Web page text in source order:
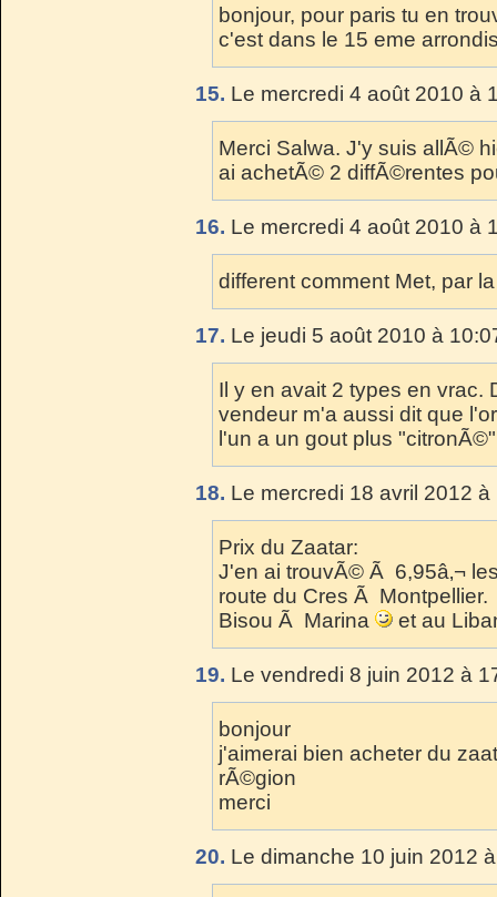
bonjour, pour paris tu en
c'est dans le 15 eme
15. Le mercredi 4 août 2010 à
Merci Salwa. J'y suis allÃ©
ai achetÃ© 2 diffÃ©rentes
16. Le mercredi 4 août 2010 à
different comment Met, par
17. Le jeudi 5 août 2010 à
Il y en avait 2 types en
vendeur m'a aussi dit que
l'un a un gout plus
18. Le mercredi 18 avril 2012
Prix du Zaatar:
J'en ai trouvÃ© Ã 6,95â‚¬
route du Cres Ã Montpellier.
Bisou Ã Marina
et au
19. Le vendredi 8 juin 2012 à
bonjour
j'aimerai bien acheter du
rÃ©gion
merci
20. Le dimanche 10 juin 2012